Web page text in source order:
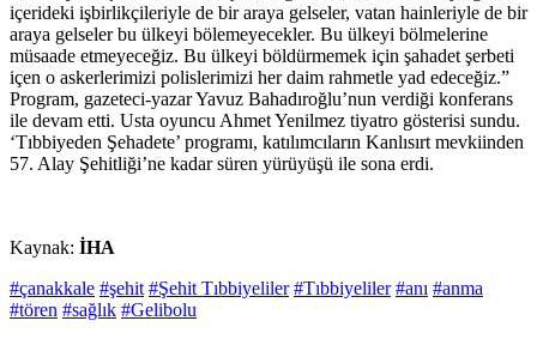
içerideki işbirlikçileriyle de bir araya gelseler, vatan hainleriyle de bir
araya gelseler bu ülkeyi bölemeyecekler. Bu ülkeyi bölmelerine
müsaade etmeyeceğiz. Bu ülkeyi böldürmemek için şahadet şerbeti
içen o askerlerimizi polislerimizi her daim rahmetle yad edeceğiz.”
Program, gazeteci-yazar Yavuz Bahadıroğlu’nun verdiği konferans
ile devam etti. Usta oyuncu Ahmet Yenilmez tiyatro gösterisi sundu.
‘Tıbbiyeden Şehadete’ programı, katılımcıların Kanlısırt mevkiinden
57. Alay Şehitliği’ne kadar süren yürüyüşü ile sona erdi.
Kaynak: İHA
#çanakkale #şehit #Şehit Tıbbiyeliler #Tıbbiyeliler #anı #anma
#tören #sağlık #Gelibolu